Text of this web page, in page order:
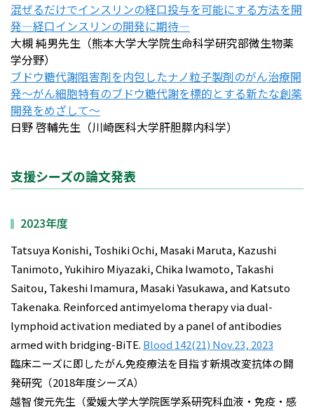
混ぜるだけでインスリンの経口投与を可能にする方法を開
発―経口インスリンの開発に期待―
大槻 純男先生（熊本大学大学院生命科学研究部微生物薬
学分野）
ブドウ糖代謝阻害剤を内包したナノ粒子製剤のがん治療開
発～がん細胞特有のブドウ糖代謝を標的とする新たな創薬
開発をめざして～
日野 啓輔先生（川崎医科大学肝胆膵内科学）
支援シーズの論文発表
2023年度
Tatsuya Konishi, Toshiki Ochi, Masaki Maruta, Kazushi
Tanimoto, Yukihiro Miyazaki, Chika Iwamoto, Takashi
Saitou, Takeshi Imamura, Masaki Yasukawa, and Katsuto
Takenaka. Reinforced antimyeloma therapy via dual-
lymphoid activation mediated by a panel of antibodies
armed with bridging-BiTE. Blood 142(21) Nov.23, 2023
臨床ニーズに即したがん免疫療法を目指す新規改変抗体の開
発研究（2018年度シーズA）
越智 俊元先生（愛媛大学大学院医学系研究科血液・免疫・感